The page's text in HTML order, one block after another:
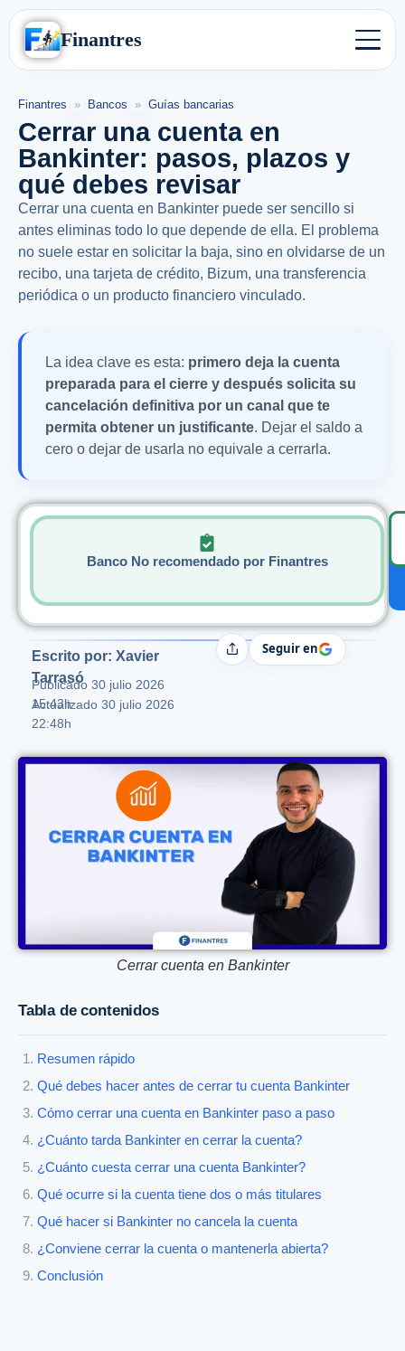
Finantres
Finantres » Bancos » Guías bancarias
Cerrar una cuenta en
Bankinter: pasos, plazos y
qué debes revisar
Cerrar una cuenta en Bankinter puede ser sencillo si
antes eliminas todo lo que depende de ella. El problema
no suele estar en solicitar la baja, sino en olvidarse de un
recibo, una tarjeta de crédito, Bizum, una transferencia
periódica o un producto financiero vinculado.
La idea clave es esta: primero deja la cuenta
preparada para el cierre y después solicita su
cancelación definitiva por un canal que te
permita obtener un justificante. Dejar el saldo a
cero o dejar de usarla no equivale a cerrarla.
Banco No recomendado por Finantres
Escrito por: Xavier
Tarrasó
Publicado 30 julio 2026
15:43h
Actualizado 30 julio 2026
22:48h
CompartirSeguir en
Cerrar cuenta en Bankinter
Tabla de contenidos
Resumen rápido
Qué debes hacer antes de cerrar tu cuenta Bankinter
Cómo cerrar una cuenta en Bankinter paso a paso
¿Cuánto tarda Bankinter en cerrar la cuenta?
¿Cuánto cuesta cerrar una cuenta Bankinter?
Qué ocurre si la cuenta tiene dos o más titulares
Qué hacer si Bankinter no cancela la cuenta
¿Conviene cerrar la cuenta o mantenerla abierta?
Conclusión